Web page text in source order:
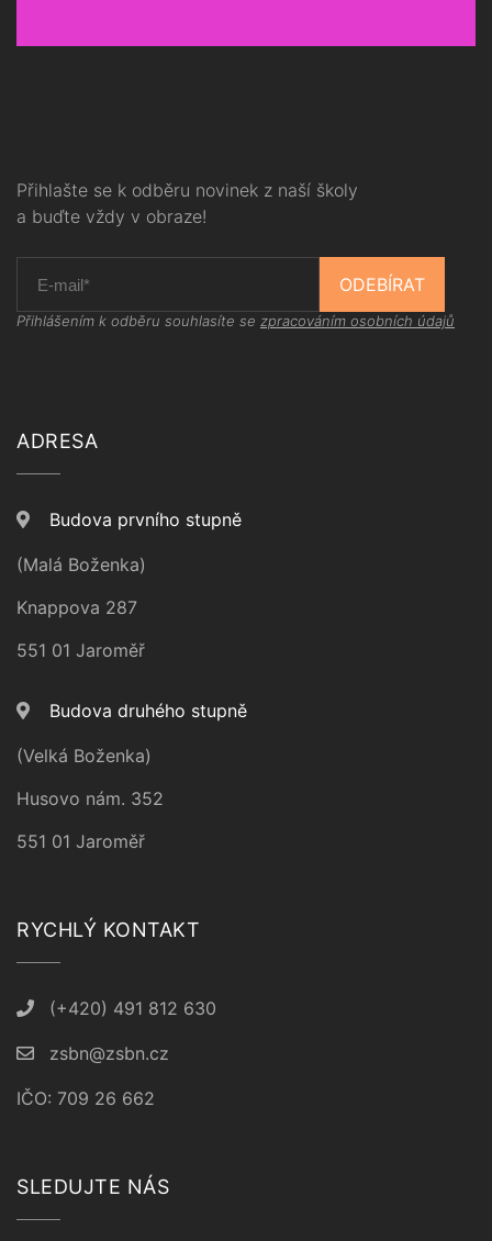
Přihlašte se k odběru novinek z naší školy
a buďte vždy v obraze!
ODEBÍRAT
Přihlášením k odběru souhlasíte se zpracováním osobních údajů
ADRESA
Budova prvního stupně
(Malá Boženka)
Knappova 287
551 01 Jaroměř
Budova druhého stupně
(Velká Boženka)
Husovo nám. 352
551 01 Jaroměř
RYCHLÝ KONTAKT
(+420) 491 812 630
zsbn@zsbn.cz
IČO: 709 26 662
SLEDUJTE NÁS